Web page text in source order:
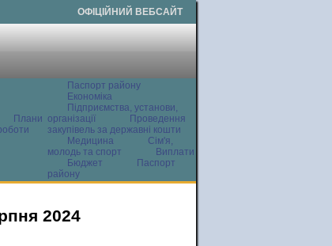
ОФІЦІЙНИЙ ВЕБСАЙТ
Плани
Паспорт району
Економіка
Підприємства, установи,
організації
Проведення
закупівель за державні кошти
Медицина
Сім'я,
молодь та спорт
Виплати
Бюджет
Паспорт
району
2024